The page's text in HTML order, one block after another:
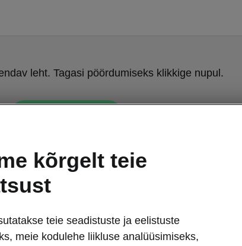
leht. Tagasi pöördumiseks klikkige nupul.
Škoda Enyaq Coupé
kõrgelt teie
teie seadistuste ja eelistuste
meie kodulehe liikluse analüüsimiseks,